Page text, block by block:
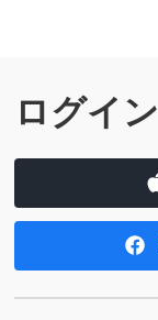
ログイン